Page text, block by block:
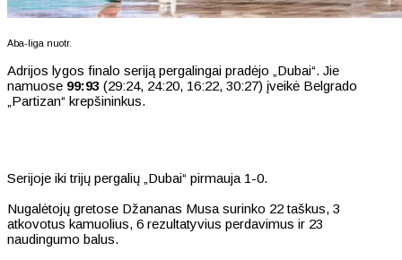
Aba-liga nuotr.
Adrijos lygos finalo seriją pergalingai pradėjo „Dubai“. Jie
namuose 99:93 (29:24, 24:20, 16:22, 30:27) įveikė Belgrado
„Partizan“ krepšininkus.
Serijoje iki trijų pergalių „Dubai“ pirmauja 1-0.
Nugalėtojų gretose Džananas Musa surinko 22 taškus, 3
atkovotus kamuolius, 6 rezultatyvius perdavimus ir 23
naudingumo balus.